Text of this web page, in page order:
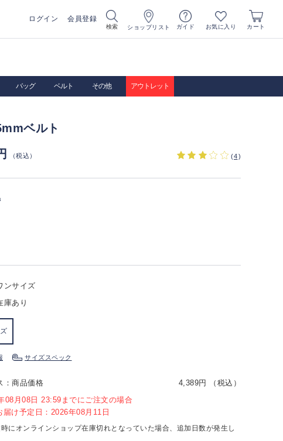
ログイン 会員登録
検索 ショップリスト ガイド お気に入り カート
バッグ ベルト その他 アウトレット
ベルト
（税込） (4)
ンサイズ
あり
サイズスペック
：商品価格
4,389円 （税込）
08月08日 23:59までにご注文の場合
届け予定日：2026年08月11日
にオンラインショップ在庫切れとなっていた場合、追加日数が発生し